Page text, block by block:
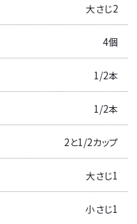
大さじ2
4個
1/2本
1/2本
2と1/2カップ
大さじ1
小さじ1